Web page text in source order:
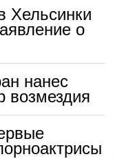
Хельсинки
о
нанес
возмездия